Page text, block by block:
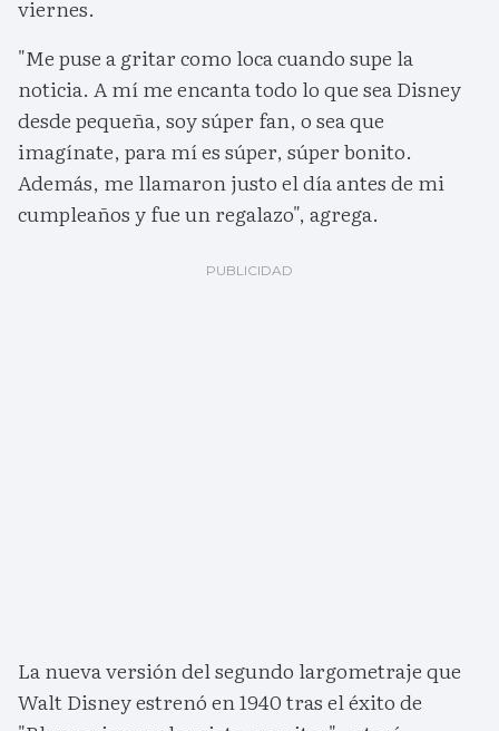
viernes.
"Me puse a gritar como loca cuando supe la
noticia. A mí me encanta todo lo que sea Disney
desde pequeña, soy súper fan, o sea que
imagínate, para mí es súper, súper bonito.
Además, me llamaron justo el día antes de mi
cumpleaños y fue un regalazo", agrega.
La nueva versión del segundo largometraje que
Walt Disney estrenó en 1940 tras el éxito de